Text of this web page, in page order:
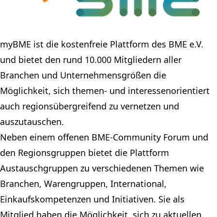
myBME ist die kostenfreie Plattform des BME e.V.
und bietet den rund 10.000 Mitgliedern aller
Branchen und Unternehmensgrößen die
Möglichkeit, sich themen- und interessenorientiert
auch regionsübergreifend zu vernetzen und
auszutauschen.
Neben einem offenen BME-Community Forum und
den Regionsgruppen bietet die Plattform
Austauschgruppen zu verschiedenen Themen wie
Branchen, Warengruppen, International,
Einkaufskompetenzen und Initiativen. Sie als
Mitglied haben die Möglichkeit, sich zu aktuellen